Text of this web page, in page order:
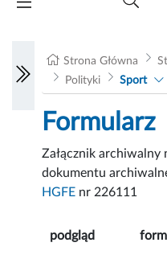
Strona Główna
Polityki
Sport
Formularz
Załącznik
dokumentu
HGFE nr 226111
podgląd